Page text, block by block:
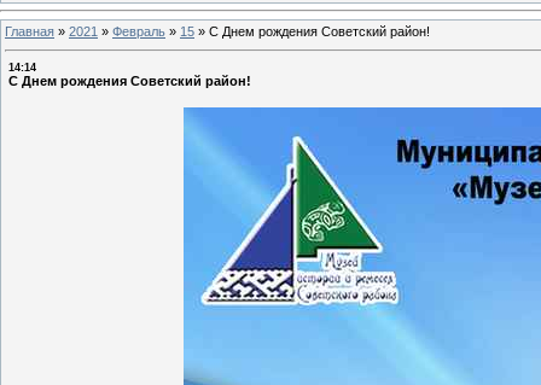
Главная » 2021 » Февраль » 15 » С Днем рождения Советский район!
14:14
С Днем рождения Советский район!